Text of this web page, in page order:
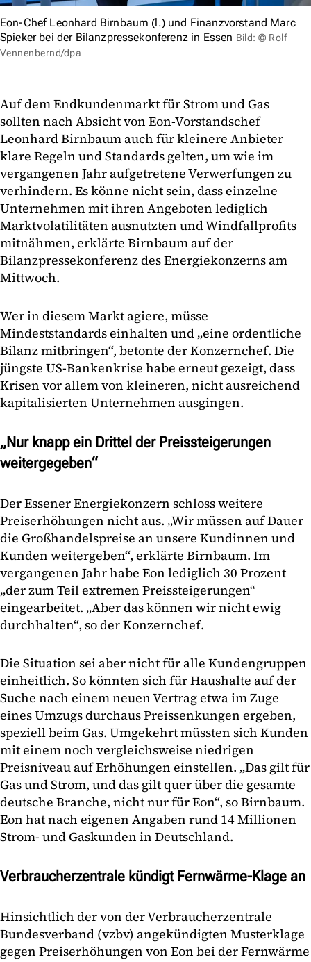
Eon-Chef Leonhard Birnbaum (l.) und Finanzvorstand Marc
Spieker bei der Bilanzpressekonferenz in Essen Bild: © Rolf
Vennenbernd/dpa
Auf dem Endkundenmarkt für Strom und Gas
sollten nach Absicht von Eon-Vorstandschef
Leonhard Birnbaum auch für kleinere Anbieter
klare Regeln und Standards gelten, um wie im
vergangenen Jahr aufgetretene Verwerfungen zu
verhindern. Es könne nicht sein, dass einzelne
Unternehmen mit ihren Angeboten lediglich
Marktvolatilitäten ausnutzten und Windfallprofits
mitnähmen, erklärte Birnbaum auf der
Bilanzpressekonferenz des Energiekonzerns am
Mittwoch.
Wer in diesem Markt agiere, müsse
Mindeststandards einhalten und „eine ordentliche
Bilanz mitbringen“, betonte der Konzernchef. Die
jüngste US-Bankenkrise habe erneut gezeigt, dass
Krisen vor allem von kleineren, nicht ausreichend
kapitalisierten Unternehmen ausgingen.
„Nur knapp ein Drittel der Preissteigerungen
weitergegeben“
Der Essener Energiekonzern schloss weitere
Preiserhöhungen nicht aus. „Wir müssen auf Dauer
die Großhandelspreise an unsere Kundinnen und
Kunden weitergeben“, erklärte Birnbaum. Im
vergangenen Jahr habe Eon lediglich 30 Prozent
„der zum Teil extremen Preissteigerungen“
eingearbeitet. „Aber das können wir nicht ewig
durchhalten“, so der Konzernchef.
Die Situation sei aber nicht für alle Kundengruppen
einheitlich. So könnten sich für Haushalte auf der
Suche nach einem neuen Vertrag etwa im Zuge
eines Umzugs durchaus Preissenkungen ergeben,
speziell beim Gas. Umgekehrt müssten sich Kunden
mit einem noch vergleichsweise niedrigen
Preisniveau auf Erhöhungen einstellen. „Das gilt für
Gas und Strom, und das gilt quer über die gesamte
deutsche Branche, nicht nur für Eon“, so Birnbaum.
Eon hat nach eigenen Angaben rund 14 Millionen
Strom- und Gaskunden in Deutschland.
Verbraucherzentrale kündigt Fernwärme-Klage an
Hinsichtlich der von der Verbraucherzentrale
Bundesverband (vzbv) angekündigten Musterklage
gegen Preiserhöhungen von Eon bei der Fernwärme